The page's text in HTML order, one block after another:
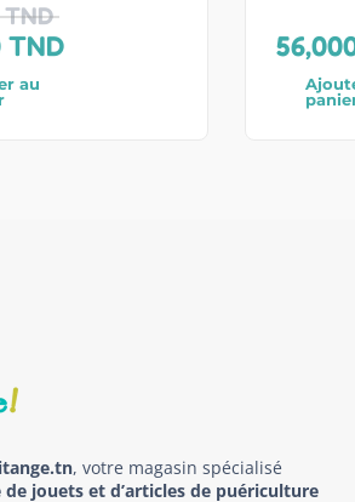
TND
TND
au
, votre magasin spécialisé
de jouets et d’articles de puériculture